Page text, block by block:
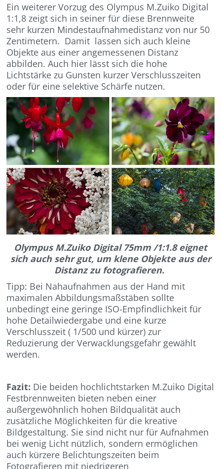
Ein weiterer Vorzug des Olympus M.Zuiko Digital
1:1,8 zeigt sich in seiner für diese Brennweite
sehr kurzen Mindestaufnahmedistanz von nur 50
Zentimetern. Damit lassen sich auch kleine
Objekte aus einer angemessenen Distanz
abbilden. Auch hier lässt sich die hohe
Lichtstärke zu Gunsten kurzer Verschlusszeiten
oder für eine selektive Schärfe nutzen.
Olympus M.Zuiko Digital 75mm /1:1.8 eignet
sich auch sehr gut, um klene Objekte aus der
Distanz zu fotografieren.
Tipp: Bei Nahaufnahmen aus der Hand mit
maximalen Abbildungsmaßstäben sollte
unbedingt eine geringe ISO-Empfindlichkeit für
hohe Detailwiedergabe und eine kurze
Verschlusszeit ( 1/500 und kürzer) zur
Reduzierung der Verwacklungsgefahr gewählt
werden.
Fazit: Die beiden hochlichtstarken M.Zuiko Digital
Festbrennweiten bieten neben einer
außergewöhnlich hohen Bildqualität auch
zusätzliche Möglichkeiten für die kreative
Bildgestaltung. Sie sind nicht nur für Aufnahmen
bei wenig Licht nützlich, sondern ermöglichen
auch kürzere Belichtungszeiten beim
Fotografieren mit niedrigeren